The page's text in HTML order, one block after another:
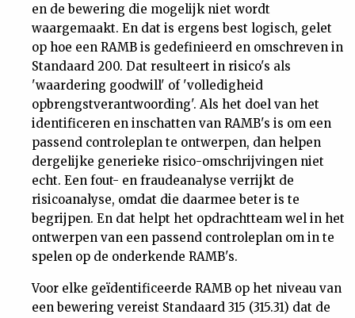
en de bewering die mogelijk niet wordt
waargemaakt. En dat is ergens best logisch, gelet
op hoe een RAMB is gedefinieerd en omschreven in
Standaard 200. Dat resulteert in risico's als
'waardering goodwill' of 'volledigheid
opbrengstverantwoording'. Als het doel van het
identificeren en inschatten van RAMB's is om een
passend controleplan te ontwerpen, dan helpen
dergelijke generieke risico-omschrijvingen niet
echt. Een fout- en fraudeanalyse verrijkt de
risicoanalyse, omdat die daarmee beter is te
begrijpen. En dat helpt het opdrachtteam wel in het
ontwerpen van een passend controleplan om in te
spelen op de onderkende RAMB's.
Voor elke geïdentificeerde RAMB op het niveau van
een bewering vereist Standaard 315 (315.31) dat de